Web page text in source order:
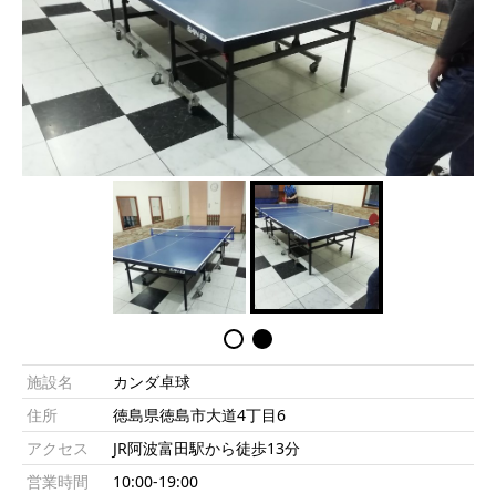
施設名
カンダ卓球
住所
徳島県徳島市大道4丁目6
アクセス
JR阿波富田駅から徒歩13分
営業時間
10:00-19:00